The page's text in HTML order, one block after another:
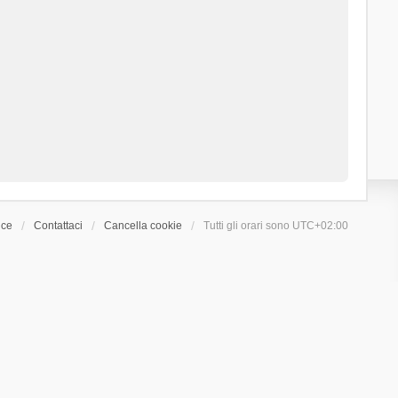
Contattaci Cancella cookie Tutti gli orari sono UTC+02:00